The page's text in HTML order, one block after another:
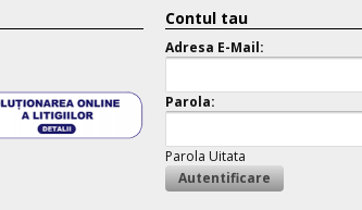
Contul tau
Adresa E-Mail:
Parola:
Parola Uitata